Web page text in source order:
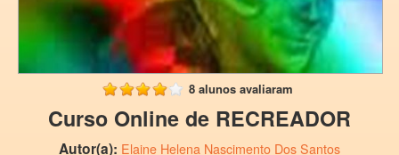
8 alunos avaliaram
Curso Online de RECREADOR
Autor(a): Elaine Helena Nascimento Dos Santos